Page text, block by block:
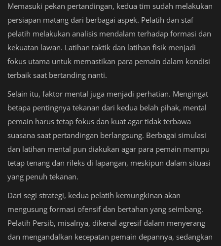
Memasuki pekan pertandingan, kedua tim sudah melakukan
persiapan matang dari berbagai aspek. Pelatih dan staf
pelatih melakukan analisis mendalam terhadap formasi dan
kekuatan lawan. Latihan taktik dan latihan fisik menjadi
fokus utama untuk memastikan para pemain dalam kondisi
terbaik saat bertanding nanti.
Selain itu, faktor mental juga menjadi perhatian. Mengingat
betapa pentingnya tekanan dari kedua belah pihak, mental
pemain harus tetap fokus dan kuat agar tidak terbawa
suasana saat pertandingan berlangsung. Berbagai simulasi
dan latihan mental pun diakukan agar para pemain mampu
tetap tenang dan rileks di lapangan, meskipun dalam situasi
yang penuh tekanan.
Dari segi strategi, kedua pelatih kemungkinan akan
mengusung formasi ofensif dan bertahan yang seimbang.
Pelatih Persib, misalnya, dikenal agresif dalam menyerang
dan mengandalkan kecepatan pemain depannya, sedangkan